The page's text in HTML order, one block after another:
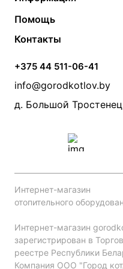
Твердотопливные котлы
Электрические котлы
Банные печи
Камины и печи
Теплый пол
Радиаторы
Насосы
Дымоходы
Контакты
Статьи
Акции
Производители
Помощь
Монтаж систем
Прайс по монтажу
Проект систем
Контакты
+375 44 511-06-41
info@gorodkotlov.by
д. Большой
Интернет-магазин
отопительного
Интернет-магазин
зарегистрирован в
реестре Республики
Компания ООО "Город